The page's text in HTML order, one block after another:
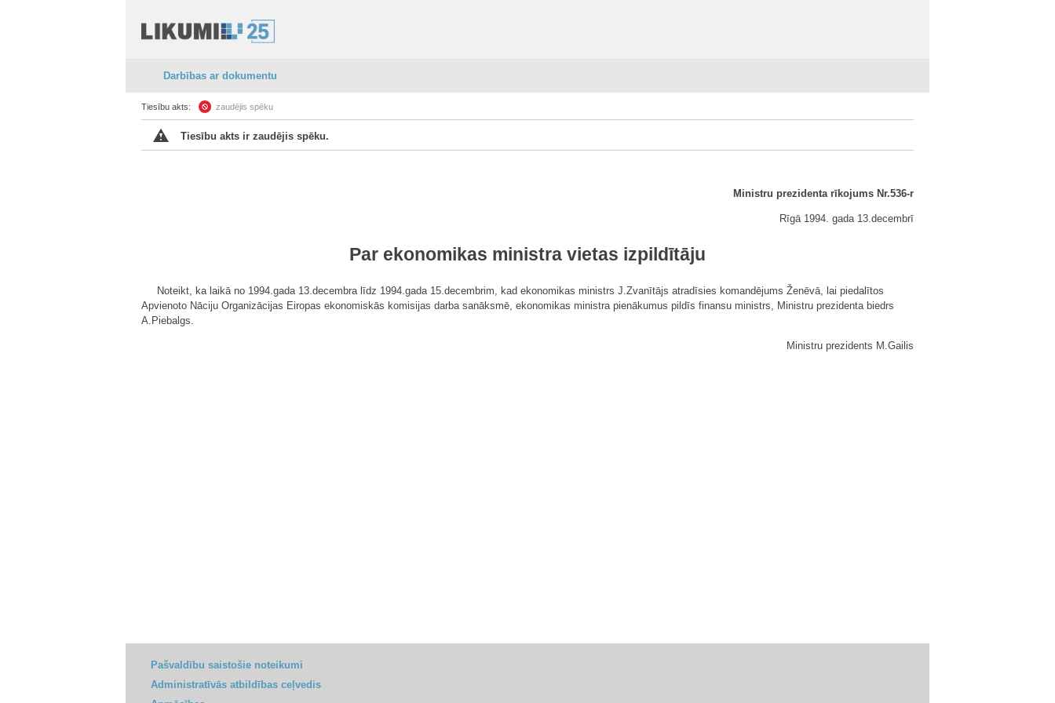
Darbības ar dokumentu
Tiesību akts: zaudējis spēku
Tiesību akts ir zaudējis spēku.
Ministru prezidenta rīkojums Nr.536-r
Rīgā 1994. gada 13.decembrī
Par ekonomikas ministra vietas izpildītāju
Noteikt, ka laikā no 1994.gada 13.decembra līdz 1994.gada 15.decembrim, kad ekonomikas ministrs J.Zvanītājs atradīsies komandējums Ženēvā, lai piedalītos
Apvienoto Nāciju Organizācijas Eiropas ekonomiskās komisijas darba sanāksmē, ekonomikas ministra pienākumus pildīs finansu ministrs, Ministru prezidenta biedrs
A.Piebalgs.
Ministru prezidents M.Gailis
Pašvaldību saistošie noteikumi
Administratīvās atbildības ceļvedis